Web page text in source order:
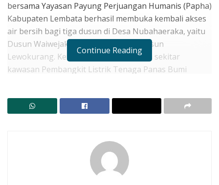
bersama Yayasan Payung Perjuangan Humanis (Papha)
Kabupaten Lembata berhasil membuka kembali akses
air bersih bagi tiga dusun di Desa Nubahaeraka, yaitu
Dusun Waiwejak 1, Waiwejak 2, dan Dusun
Lewokurang. Ketiga dusun ini berada di sekitar
kawasan Pembangkit Listrik Tenaga Panas Bumi
Upaya pemulihan akses air dilakukan setelah jaringan
pipa mengalami kerusakan berat akibat badai Seroja.
bergotong royong melakukan pembersihan jalur pipa,
pengelasan pipa yang patah, memperkuat topang
pipa, serta membenahi mesin diesel dan aki pompa air.
Hasilnya, pada 16 Agustus 2025, pipa sepanjang 6
Continue Reading